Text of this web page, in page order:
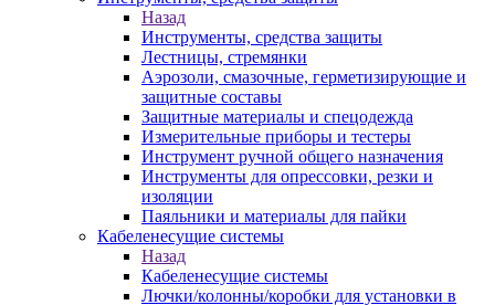
Назад
Инструменты, средства защиты
Лестницы, стремянки
Аэрозоли, смазочные, герметизирующие и
защитные составы
Защитные материалы и спецодежда
Измерительные приборы и тестеры
Инструмент ручной общего назначения
Инструменты для опрессовки, резки и
изоляции
Паяльники и материалы для пайки
Кабеленесущие системы
Назад
Кабеленесущие системы
Лючки/колонны/коробки для установки в